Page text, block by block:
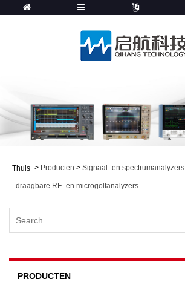
Thuis > Producten > Signaal- en spectrumanalyzers
draagbare RF- en microgolfanalyzers
PRODUCTEN